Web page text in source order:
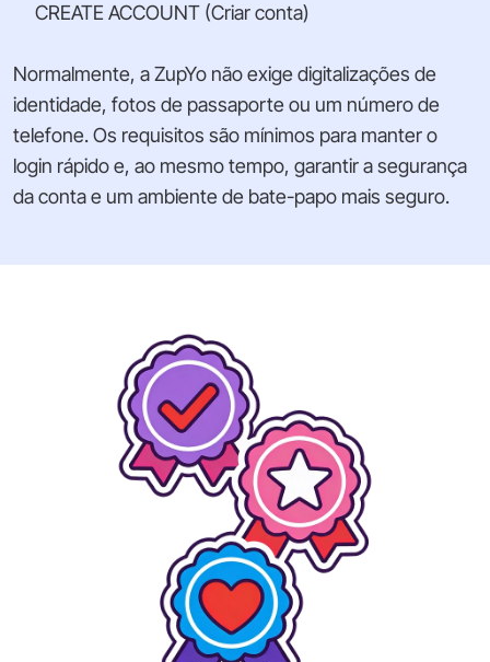
CREATE ACCOUNT (Criar conta)
Normalmente, a ZupYo não exige digitalizações de
identidade, fotos de passaporte ou um número de
telefone. Os requisitos são mínimos para manter o
login rápido e, ao mesmo tempo, garantir a segurança
da conta e um ambiente de bate-papo mais seguro.